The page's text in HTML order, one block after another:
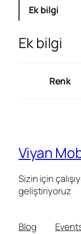
Ek bilgi
Ek bilgi
Renk
Viyan
Sizin için
geliştiriyoruz
Blog